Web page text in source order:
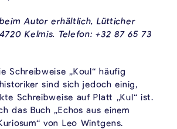
Autor erhältlich, Lütticher
Kelmis. Telefon: +32 87 65 73
Schreibweise „Koul“ häufig
sind sich jedoch einig,
Schreibweise auf Platt „Kul“ ist.
das Buch „Echos aus einem
von Leo Wintgens.